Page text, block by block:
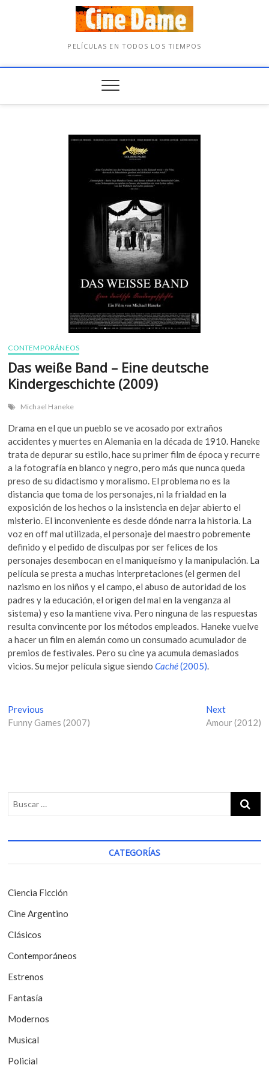
PELÍCULAS EN TODOS LOS TIEMPOS
CONTEMPORÁNEOS
Das weiße Band – Eine deutsche
Kindergeschichte (2009)
Michael Haneke
Drama en el que un pueblo se ve acosado por extraños
accidentes y muertes en Alemania en la década de 1910. Haneke
trata de depurar su estilo, hace su primer film de época y recurre
a la fotografía en blanco y negro, pero más que nunca queda
preso de su didactismo y moralismo. El problema no es la
distancia que toma de los personajes, ni la frialdad en la
exposición de los hechos o la insistencia en dejar abierto el
misterio. El inconveniente es desde dónde narra la historia. La
voz en off mal utilizada, el personaje del maestro pobremente
definido y el pedido de disculpas por ser felices de los
personajes desembocan en el maniqueísmo y la manipulación. La
película se presta a muchas interpretaciones (el germen del
nazismo en los niños y el campo, el abuso de autoridad de los
padres y la educación, el origen del mal en la venganza al
sistema) y eso la mantiene viva. Pero ninguna de las respuestas
resulta convincente por los métodos empleados. Haneke vuelve
a hacer un film en alemán como un consumado acumulador de
premios de festivales. Pero su cine ya acumula demasiados
vicios. Su mejor película sigue siendoCaché(2005).
N
a
g
a
i
ó
n
e
e
n
t
r
a
d
a
Previous
r
p
s
:
Funny Games (2007)
NextN
e
:
Amour (2012)
CATEGORÍAS
Ciencia Ficción
Cine Argentino
Clásicos
Contemporáneos
Estrenos
Fantasía
Modernos
Musical
Policial